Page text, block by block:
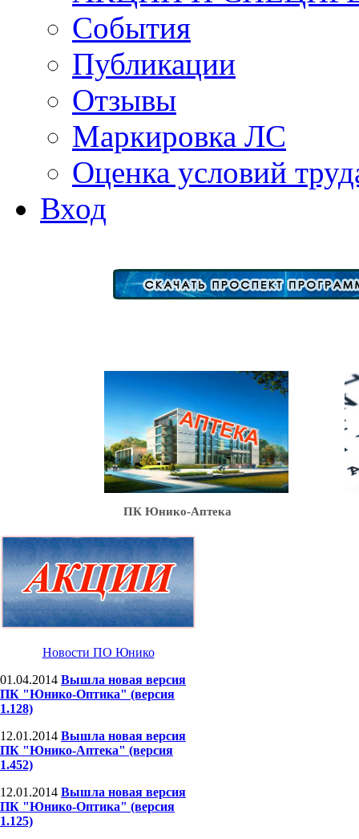
События
Публикации
Отзывы
Маркировка ЛС
Оценка условий
Вход
ПК Юнико-Аптека
Новости ПО Юнико
01.04.2014 Вышла новая версия
ПК "Юнико-Оптика" (версия
1.128)
12.01.2014 Вышла новая версия
ПК "Юнико-Аптека" (версия
1.452)
12.01.2014 Вышла новая версия
ПК "Юнико-Оптика" (версия
1.125)